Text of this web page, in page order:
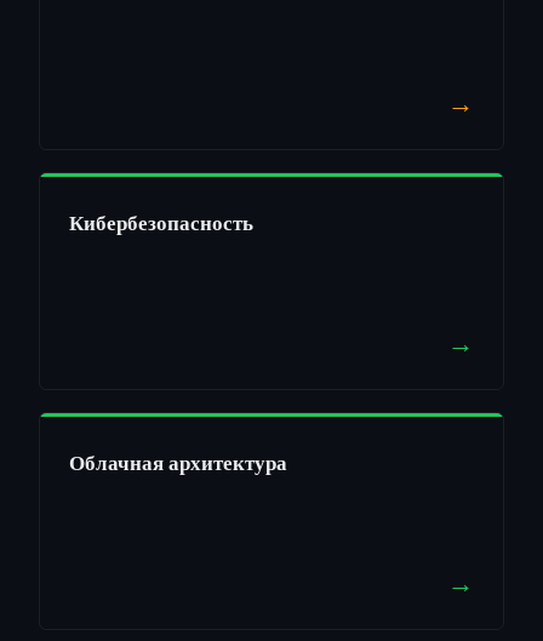
→
Кибербезопасность
→
Облачная архитектура
→